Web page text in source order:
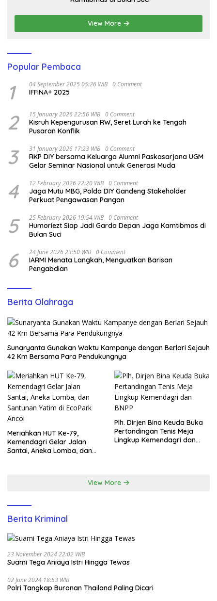
View More
Popular Pembaca
1 04 September 2025 05:26 WIB 0 Comment
IFFINA+ 2025
2 15 January 2026 22:56 WIB 0 Comment
Kisruh Kepengurusan RW, Seret Lurah ke Tengah
Pusaran Konflik
3 31 January 2026 17:23 WIB 0 Comment
RKP DIY bersama Keluarga Alumni Paskasarjana UGM
Gelar Seminar Nasional untuk Generasi Muda
4 12 February 2026 22:20 WIB 0 Comment
Jaga Mutu MBG, Polda DIY Gandeng Stakeholder
Perkuat Pengawasan Pangan
5 25 February 2026 19:54 WIB 0 Comment
Humoriezt Siap Jadi Garda Depan Jaga Kamtibmas di
Bulan Suci
6 24 June 2026 23:50 WIB 0 Comment
IARMI Menata Langkah, Menguatkan Barisan
Pengabdian
Berita Olahraga
Sunaryanta Gunakan Waktu Kampanye dengan Berlari Sejauh
42 Km Bersama Para Pendukungnya
Meriahkan HUT Ke-79,
Kemendagri Gelar Jalan
Santai, Aneka Lomba, dan
Plh. Dirjen Bina Keuda Buka
Pertandingan Tenis Meja
Lingkup Kemendagri dan
View More
Berita Kriminal
23 November 2024 22:02 WIB
Suami Tega Aniaya Istri Hingga Tewas
02 June 2024 18:53 WIB
Polri Tangkap Buronan Thailand Paling Dicari